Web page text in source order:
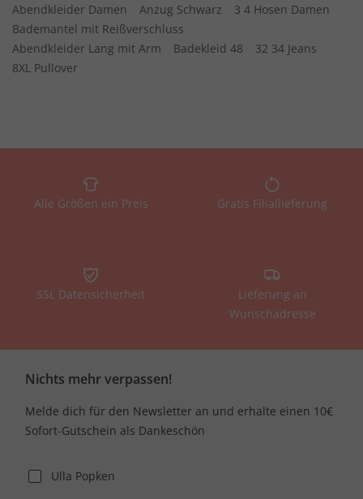
Abendkleider Damen
Anzug Schwarz
3 4 Hosen Damen
Bademantel mit Reißverschluss
Abendkleider Lang mit Arm
Badekleid 48
32 34 Jeans
8XL Pullover
Alle Größen ein Preis Gratis Filiallieferung
SSL Datensicherheit
Lieferung an
Wunschadresse
Nichts mehr verpassen!
Melde dich für den Newsletter an und erhalte einen 10€
Sofort-Gutschein als Dankeschön
Ulla Popken